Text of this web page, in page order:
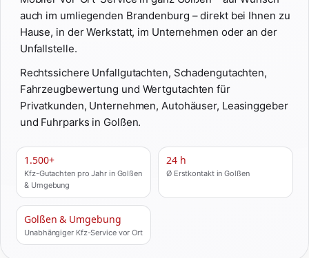
auch im umliegenden Brandenburg – direkt bei Ihnen zu
Hause, in der Werkstatt, im Unternehmen oder an der
Unfallstelle.
Rechtssichere Unfallgutachten, Schadengutachten,
Fahrzeugbewertung und Wertgutachten für
Privatkunden, Unternehmen, Autohäuser, Leasinggeber
und Fuhrparks in Golßen.
1.500+
Kfz-Gutachten pro Jahr in Golßen
& Umgebung
24 h
Ø Erstkontakt in Golßen
Golßen & Umgebung
Unabhängiger Kfz-Service vor Ort